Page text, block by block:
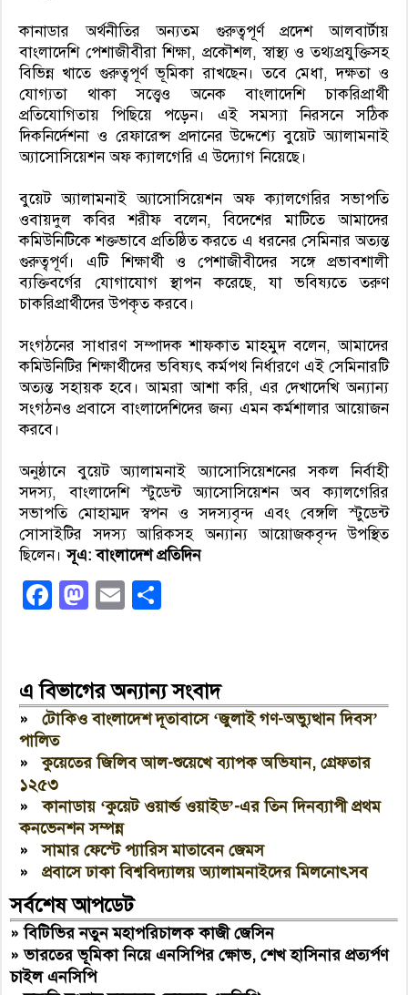
কানাডার অর্থনীতির অন্যতম গুরুত্বপূর্ণ প্রদেশ আলবার্টায়
বাংলাদেশি পেশাজীবীরা শিক্ষা, প্রকৌশল, স্বাস্থ্য ও তথ্যপ্রযুক্তিসহ
বিভিন্ন খাতে গুরুত্বপূর্ণ ভূমিকা রাখছেন। তবে মেধা, দক্ষতা ও
যোগ্যতা থাকা সত্ত্বেও অনেক বাংলাদেশি চাকরিপ্রার্থী
প্রতিযোগিতায় পিছিয়ে পড়েন। এই সমস্যা নিরসনে সঠিক
দিকনির্দেশনা ও রেফারেন্স প্রদানের উদ্দেশ্যে বুয়েট অ্যালামনাই
অ্যাসোসিয়েশন অফ ক্যালগেরি এ উদ্যোগ নিয়েছে।
বুয়েট অ্যালামনাই অ্যাসোসিয়েশন অফ ক্যালগেরির সভাপতি
ওবায়দুল কবির শরীফ বলেন, বিদেশের মাটিতে আমাদের
কমিউনিটিকে শক্তভাবে প্রতিষ্ঠিত করতে এ ধরনের সেমিনার অত্যন্ত
গুরুত্বপূর্ণ। এটি শিক্ষার্থী ও পেশাজীবীদের সঙ্গে প্রভাবশালী
ব্যক্তিবর্গের যোগাযোগ স্থাপন করেছে, যা ভবিষ্যতে তরুণ
চাকরিপ্রার্থীদের উপকৃত করবে।
সংগঠনের সাধারণ সম্পাদক শাফকাত মাহমুদ বলেন, আমাদের
কমিউনিটির শিক্ষার্থীদের ভবিষ্যৎ কর্মপথ নির্ধারণে এই সেমিনারটি
অত্যন্ত সহায়ক হবে। আমরা আশা করি, এর দেখাদেখি অন্যান্য
সংগঠনও প্রবাসে বাংলাদেশিদের জন্য এমন কর্মশালার আয়োজন
করবে।
অনুষ্ঠানে বুয়েট অ্যালামনাই অ্যাসোসিয়েশনের সকল নির্বাহী
সদস্য, বাংলাদেশি স্টুডেন্ট অ্যাসোসিয়েশন অব ক্যালগেরির
সভাপতি মোহাম্মদ স্বপন ও সদস্যবৃন্দ এবং বেঙ্গলি স্টুডেন্ট
সোসাইটির সদস্য আরিকসহ অন্যান্য আয়োজকবৃন্দ উপস্থিত
ছিলেন।সূএ: বাংলাদেশ প্রতিদিন
Facebook
Mastodon
Email
এ বিভাগের অন্যান্য সংবাদ
»টোকিও বাংলাদেশ দূতাবাসে ‘জুলাই গণ-অভ্যুত্থান দিবস’
পালিত
»কুয়েতের জিলিব আল-শুয়েখে ব্যাপক অভিযান, গ্রেফতার
১২৫৩
»কানাডায় ‘কুয়েট ওয়ার্ল্ড ওয়াইড’-এর তিন দিনব্যাপী প্রথম
কনভেনশন সম্পন্ন
»সামার ফেস্টে প্যারিস মাতাবেন জেমস
»প্রবাসে ঢাকা বিশ্ববিদ্যালয় অ্যালামনাইদের মিলনোৎসব
সর্বশেষ আপডেট
»বিটিভির নতুন মহাপরিচালক কাজী জেসিন
»ভারতের ভূমিকা নিয়ে এনসিপির ক্ষোভ, শেখ হাসিনার প্রত্যর্পণ
চাইল এনসিপি